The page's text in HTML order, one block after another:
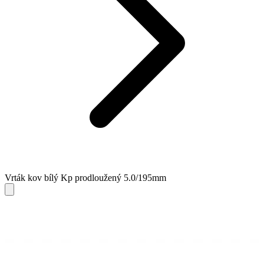
Vrták kov bílý Kp prodloužený 5.0/195mm